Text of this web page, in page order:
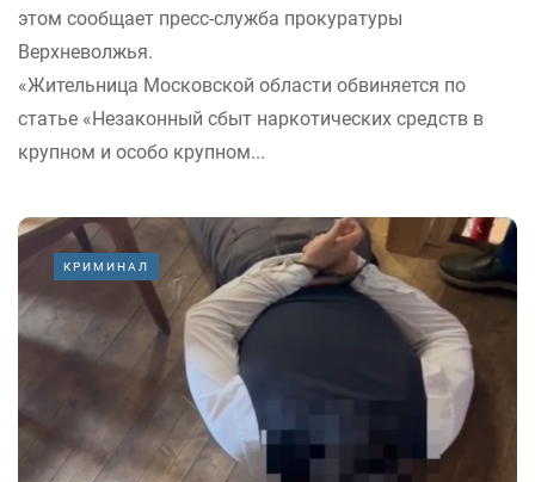
этом сообщает пресс-служба прокуратуры
Верхневолжья.
«Жительница Московской области обвиняется по
статье «Незаконный сбыт наркотических средств в
крупном и особо крупном...
КРИМИНАЛ